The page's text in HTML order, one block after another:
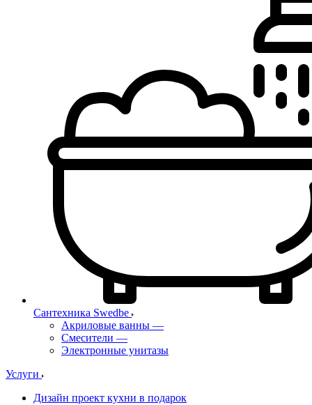
Сантехника Swedbe
Акриловые ванны —
Смесители —
Электронные унитазы
Услуги
Дизайн проект кухни в подарок